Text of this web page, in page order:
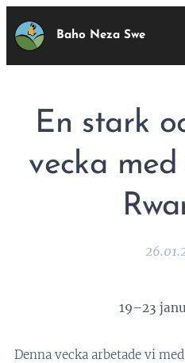
Baho Neza Swe
En stark
vecka
19–23
Denna vecka arbetade vi